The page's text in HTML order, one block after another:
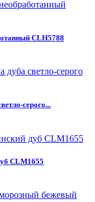
CLH5788
серого...
CLM1655